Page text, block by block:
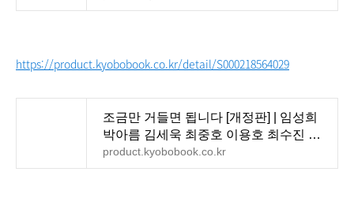
https://product.kyobobook.co.kr/detail/S000218564029
조금만 거들면 됩니다 [개정판] | 임성희
박아름 김세욱 최중호 이용호 최수진 박
소연 - 교보문고
product.kyobobook.co.kr